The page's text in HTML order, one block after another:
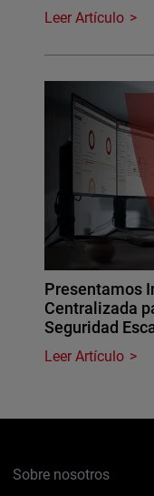
Leer Artículo
Presentamos
Centralizada
Seguridad
Leer Artículo
Sobre nosotros